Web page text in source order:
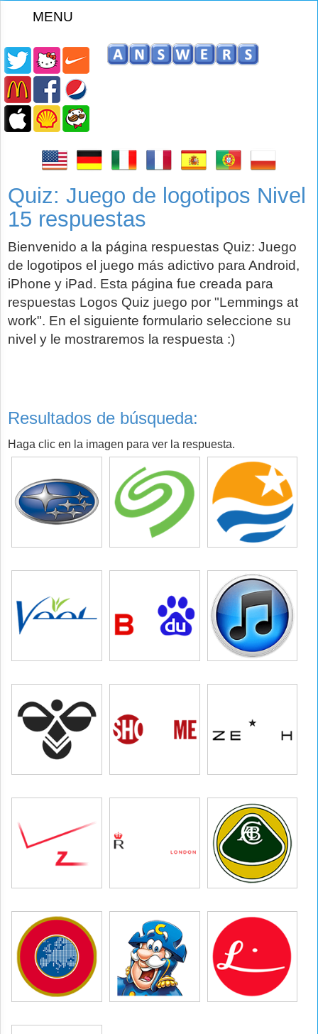
MENU
Quiz: Juego de logotipos Nivel
15 respuestas
Bienvenido a la página respuestas Quiz: Juego
de logotipos el juego más adictivo para Android,
iPhone y iPad. Esta página fue creada para
respuestas Logos Quiz juego por "Lemmings at
work". En el siguiente formulario seleccione su
nivel y le mostraremos la respuesta :)
Resultados de búsqueda:
Haga clic en la imagen para ver la respuesta.